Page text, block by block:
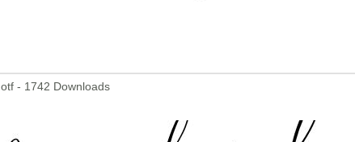
otf - 1742 Downloads